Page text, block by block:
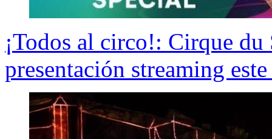
¡Todos al circo!: Cirque
presentación streaming